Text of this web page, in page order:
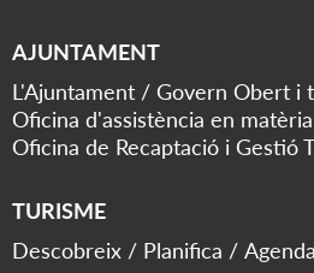
AJUNTAMENT
L'Ajuntament
Govern Obert i
Oficina d'assistència en
Oficina de Recaptació i Gestió
TURISME
Descobreix
Planifica Agenda